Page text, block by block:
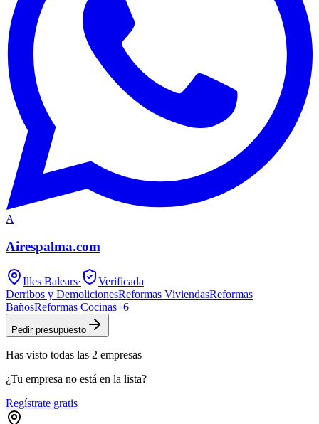
A
Airespalma.com
Illes Balears·
Verificada
Derribos y DemolicionesReformas ViviendasReformas
BañosReformas Cocinas+6
Pedir presupuesto
Has visto todas las 2 empresas
¿Tu empresa no está en la lista?
Regístrate gratis